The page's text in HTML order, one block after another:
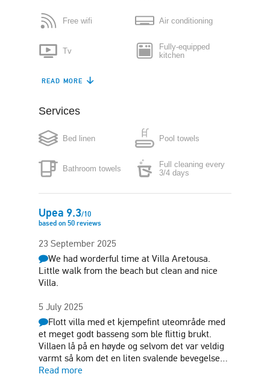
Free wifi Air conditioning
Tv
Fully-equipped
kitchen
Refrigerator
Coffee maker
Microwave Washing machine
Iron Hair-dryer
Nearby water sports
READ MORE
Services
Bed linen
Bathroom towels
Pool towels
Full cleaning every
3/4 days
Upea 9.3/10
based on 50 reviews
23 September 2025
We had worderful time at Villa Aretousa.
Little walk from the beach but clean and nice
Villa.
5 July 2025
Flott villa med et kjempefint uteområde med
et meget godt basseng som ble flittig brukt.
Villaen lå på en høyde og selvom det var veldig
varmt så kom det en liten svalende bevegelse…
Read more